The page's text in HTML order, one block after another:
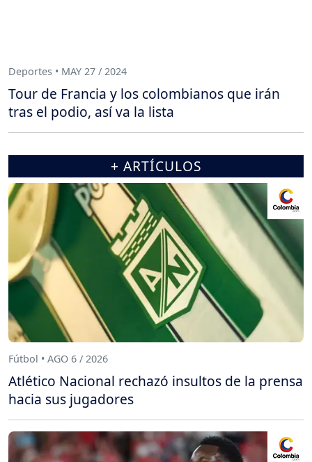
Deportes • MAY 27 / 2024
Tour de Francia y los colombianos que irán
tras el podio, así va la lista
+ ARTÍCULOS
Fútbol • AGO 6 / 2026
Atlético Nacional rechazó insultos de la prensa
hacia sus jugadores